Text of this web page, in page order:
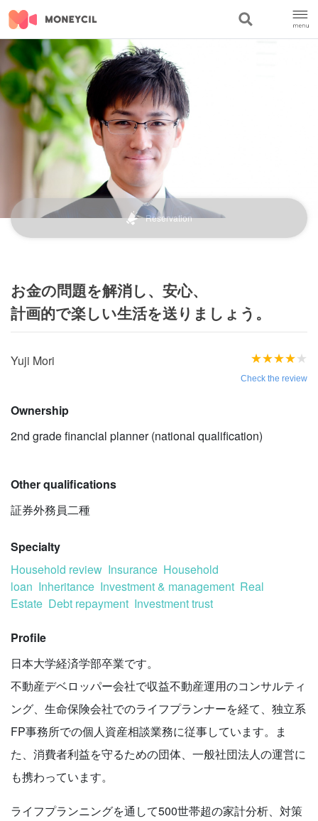
Reservation
お金の問題を解消し、安心、
計画的で楽しい生活を送りましょう。
Yuji Mori ★
★
★
★
★
Check the review
Ownership
2nd grade financial planner (national qualification)
Other qualifications
証券外務員二種
Specialty
Household review Insurance Household
loan Inheritance Investment & management Real
Estate Debt repayment Investment trust
Profile
日本大学経済学部卒業です。
不動産デベロッパー会社で収益不動産運用のコンサルティ
ング、生命保険会社でのライフプランナーを経て、独立系
FP事務所での個人資産相談業務に従事しています。ま
た、消費者利益を守るための団体、一般社団法人の運営に
も携わっています。
ライフプランニングを通して500世帯超の家計分析、対策